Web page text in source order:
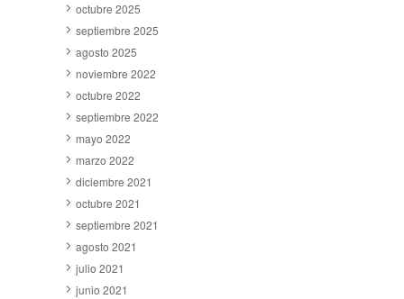
octubre 2025
septiembre 2025
agosto 2025
noviembre 2022
octubre 2022
septiembre 2022
mayo 2022
marzo 2022
diciembre 2021
octubre 2021
septiembre 2021
agosto 2021
julio 2021
junio 2021